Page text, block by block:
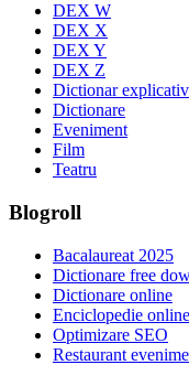
DEX W
DEX X
DEX Y
DEX Z
Dictionar
Dictionare
Eveniment
Film
Teatru
Blogroll
Bacalaureat 2025
Dictionare free
Dictionare online
Enciclopedie online
Optimizare SEO
Restaurant